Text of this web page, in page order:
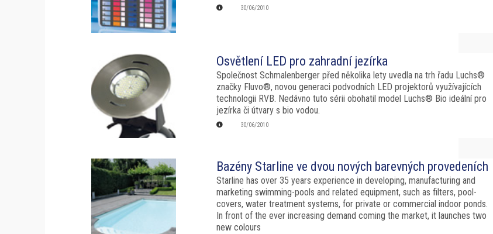
30/06/2010
Osvětlení LED pro zahradní jezírka
Společnost Schmalenberger před několika lety uvedla na trh řadu Luchs®
značky Fluvo®, novou generaci podvodních LED projektorů využívajících
technologii RVB. Nedávno tuto sérii obohatil model Luchs® Bio ideální pro
jezírka či útvary s bio vodou.
30/06/2010
Bazény Starline ve dvou nových barevných provedeních
Starline has over 35 years experience in developing, manufacturing and
marketing swimming-pools and related equipment, such as filters, pool-
covers, water treatment systems, for private or commercial indoor ponds.
In front of the ever increasing demand coming the market, it launches two
new colours